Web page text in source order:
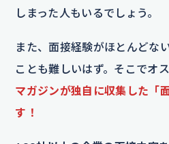
しまった人もいるでしょう。
また、面接経験がほとんどな
ことも難しいはず。そこでオ
マガジンが独自に収集した「
す！